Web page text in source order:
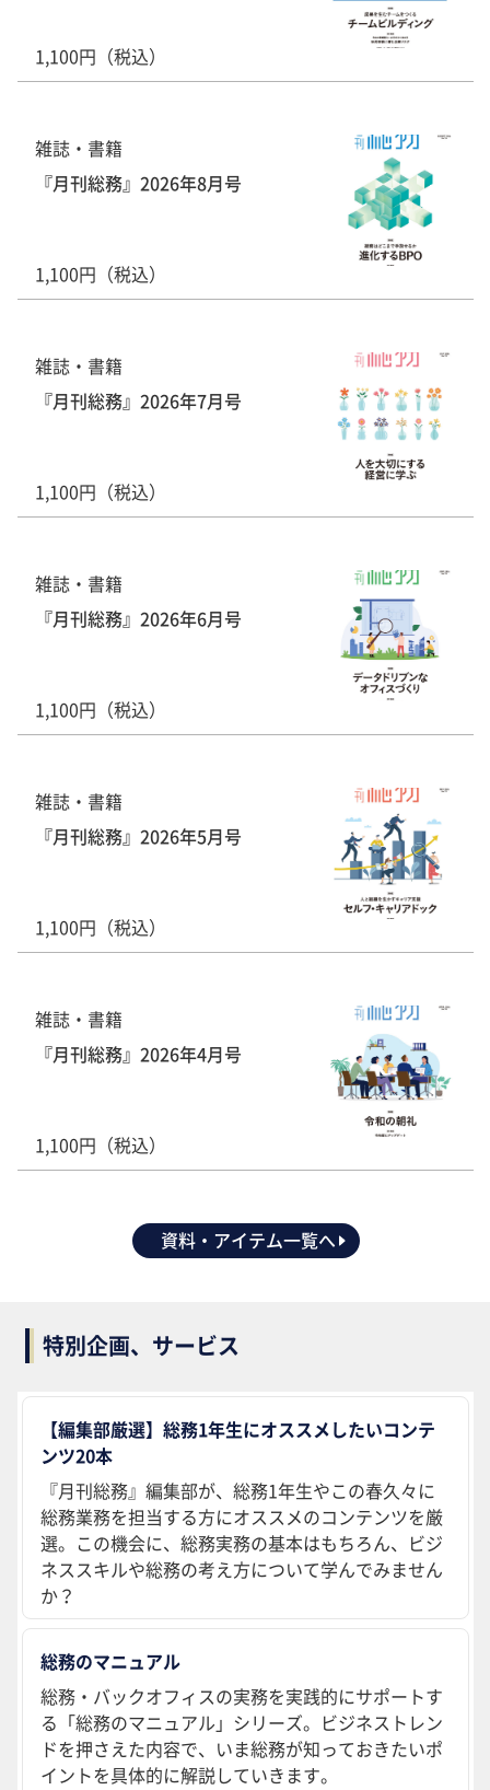
1,100円（税込）
雑誌・書籍
『月刊総務』2026年8月号
1,100円（税込）
雑誌・書籍
『月刊総務』2026年7月号
1,100円（税込）
雑誌・書籍
『月刊総務』2026年6月号
1,100円（税込）
雑誌・書籍
『月刊総務』2026年5月号
1,100円（税込）
雑誌・書籍
『月刊総務』2026年4月号
1,100円（税込）
資料・アイテム一覧へ
特別企画、サービス
【編集部厳選】総務1年生にオススメしたいコンテ
ンツ20本
『月刊総務』編集部が、総務1年生やこの春久々に
総務業務を担当する方にオススメのコンテンツを厳
選。この機会に、総務実務の基本はもちろん、ビジ
ネススキルや総務の考え方について学んでみません
か？
総務のマニュアル
総務・バックオフィスの実務を実践的にサポートす
る「総務のマニュアル」シリーズ。ビジネストレン
ドを押さえた内容で、いま総務が知っておきたいポ
イントを具体的に解説していきます。